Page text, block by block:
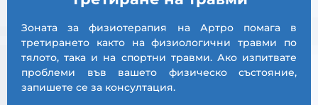
Зоната за физиотерапия на Артро помага в
третирането както на физиологични травми по
тялото, така и на спортни травми. Ако изпитвате
проблеми във вашето физическо състояние,
запишете се за консултация.